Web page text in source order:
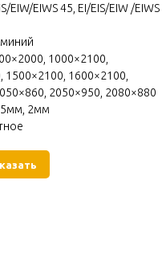
EIW/EIWS 45, EI/EIS/EIW /EIWS
1000×2100,
1600×2100,
2050×950, 2080×880
2мм